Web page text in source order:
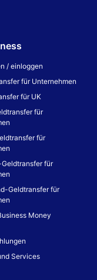
/ einloggen
für Unternehmen
für UK
für
für
für
Geldtransfer für
Money
Services